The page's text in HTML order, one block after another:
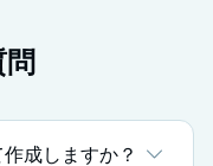
成しますか？